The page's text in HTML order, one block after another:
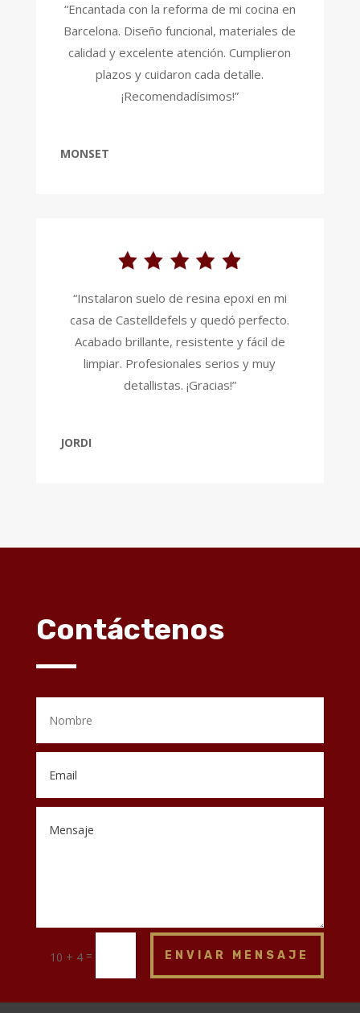
“Encantada con la reforma de mi cocina en
Barcelona. Diseño funcional, materiales de
calidad y excelente atención. Cumplieron
plazos y cuidaron cada detalle.
¡Recomendadísimos!”
MONSET
“Instalaron suelo de resina epoxi en mi
casa de Castelldefels y quedó perfecto.
Acabado brillante, resistente y fácil de
limpiar. Profesionales serios y muy
detallistas. ¡Gracias!”
JORDI
Contáctenos
10 + 4 = ENVIAR MENSAJE